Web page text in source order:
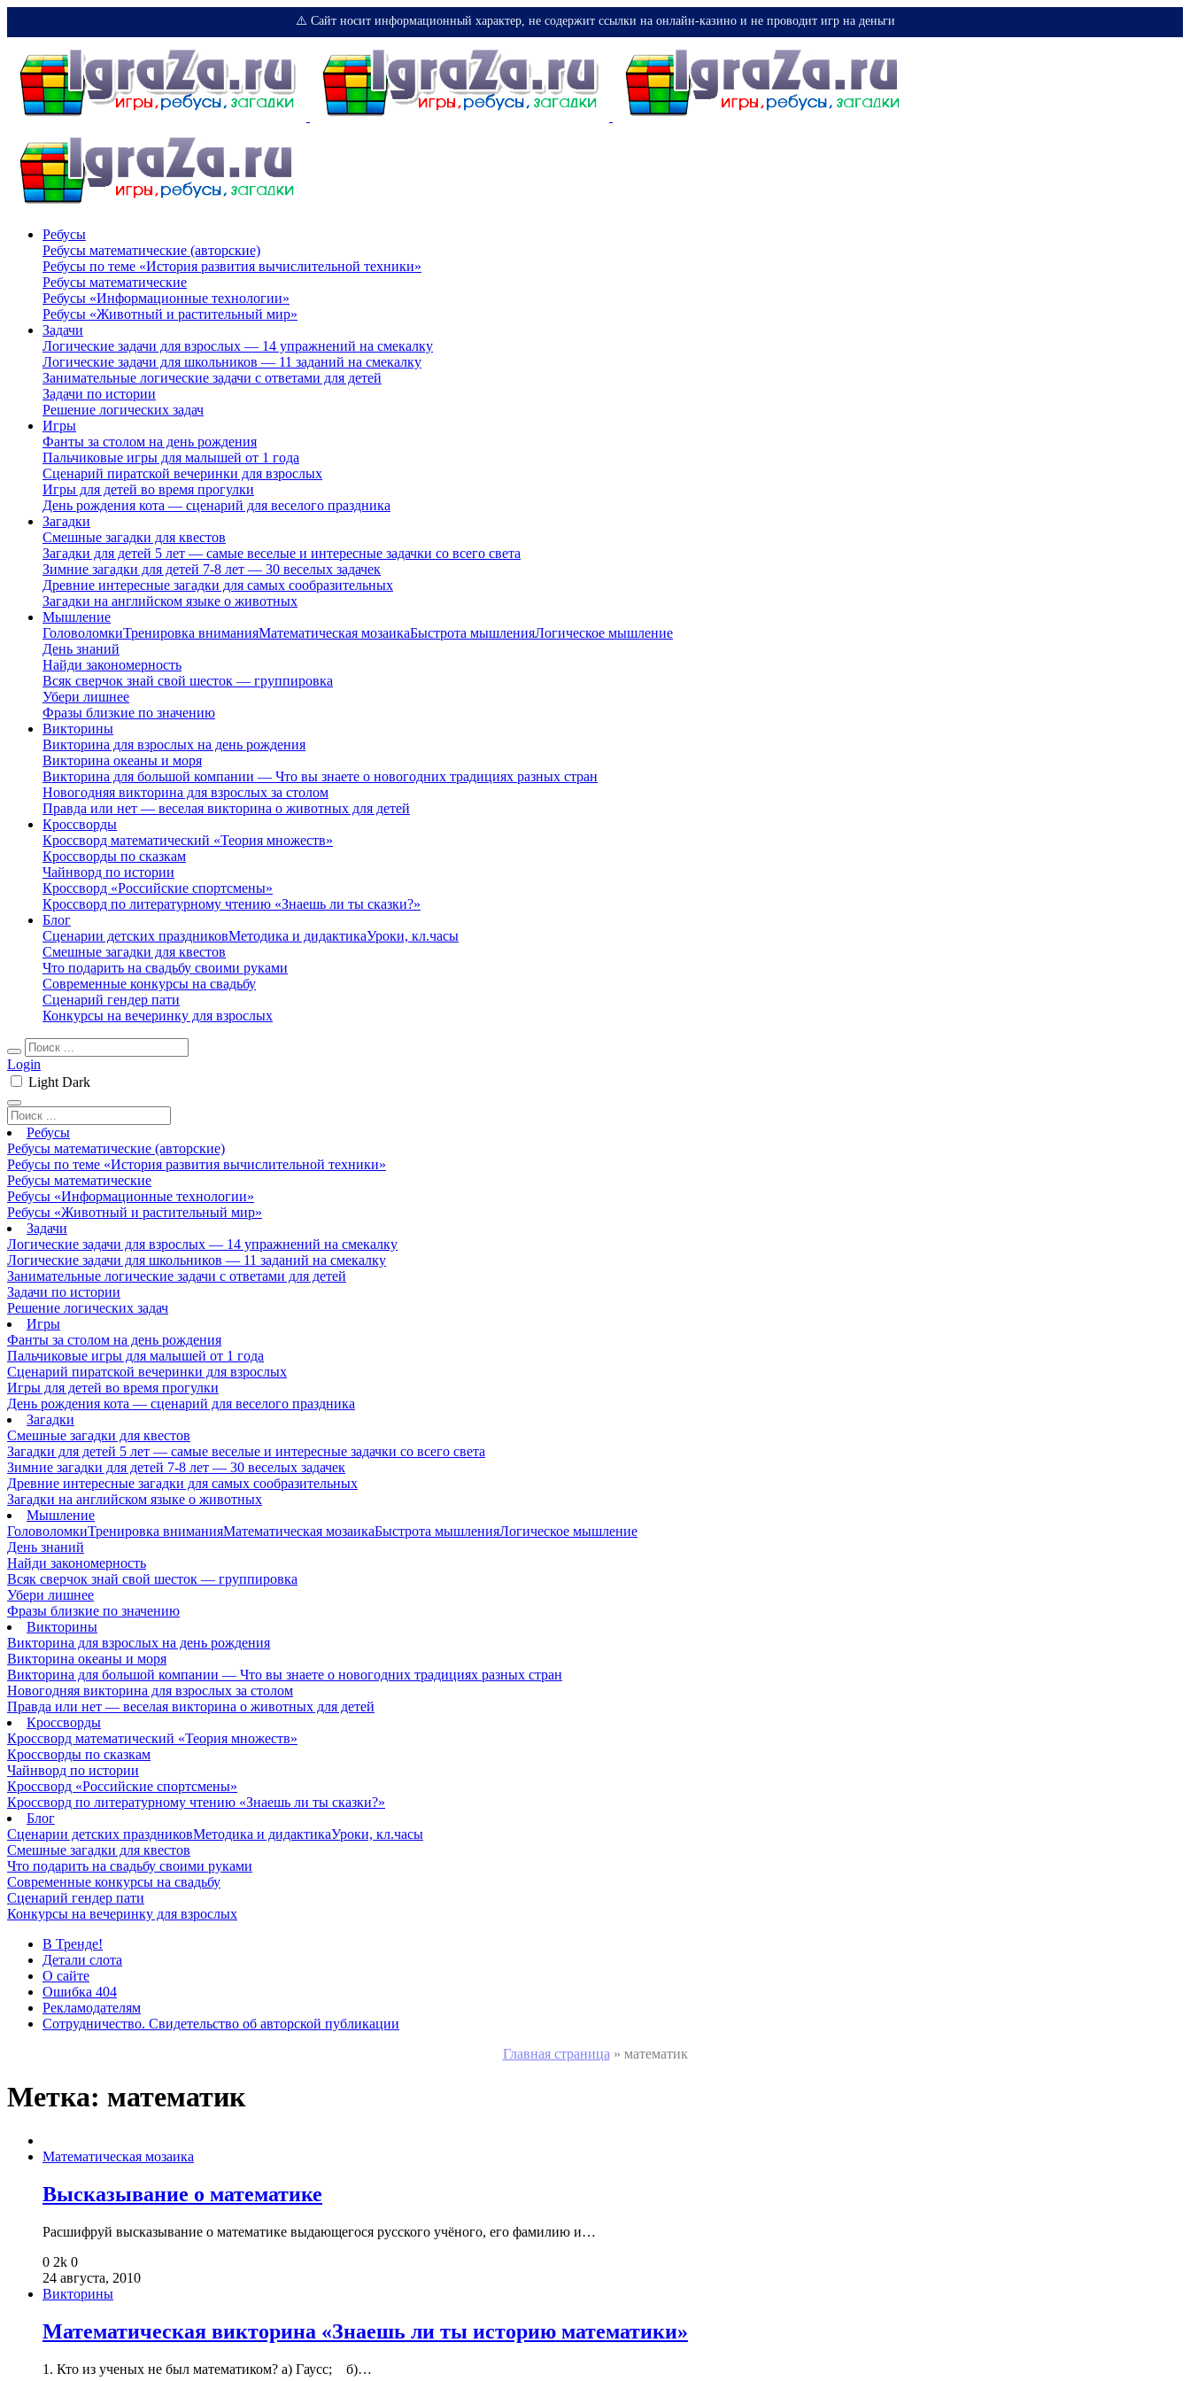
⚠️ Сайт носит информационный характер, не содержит ссылки на онлайн-казино и не проводит игр на деньги
Ребусы
Ребусы математические (авторские)
Ребусы по теме «История развития вычислительной техники»
Ребусы математические
Ребусы «Информационные технологии»
Ребусы «Животный и растительный мир»
Задачи
Логические задачи для взрослых — 14 упражнений на смекалку
Логические задачи для школьников — 11 заданий на смекалку
Занимательные логические задачи с ответами для детей
Задачи по истории
Решение логических задач
Игры
Фанты за столом на день рождения
Пальчиковые игры для малышей от 1 года
Сценарий пиратской вечеринки для взрослых
Игры для детей во время прогулки
День рождения кота — сценарий для веселого праздника
Загадки
Смешные загадки для квестов
Загадки для детей 5 лет — самые веселые и интересные задачки со всего света
Зимние загадки для детей 7-8 лет — 30 веселых задачек
Древние интересные загадки для самых сообразительных
Загадки на английском языке о животных
Мышление
ГоловоломкиТренировка вниманияМатематическая мозаикаБыстрота мышленияЛогическое мышление
День знаний
Найди закономерность
Всяк сверчок знай свой шесток — группировка
Убери лишнее
Фразы близкие по значению
Викторины
Викторина для взрослых на день рождения
Викторина океаны и моря
Викторина для большой компании — Что вы знаете о новогодних традициях разных стран
Новогодняя викторина для взрослых за столом
Правда или нет — веселая викторина о животных для детей
Кроссворды
Кроссворд математический «Теория множеств»
Кроссворды по сказкам
Чайнворд по истории
Кроссворд «Российские спортсмены»
Кроссворд по литературному чтению «Знаешь ли ты сказки?»
Блог
Сценарии детских праздниковМетодика и дидактикаУроки, кл.часы
Смешные загадки для квестов
Что подарить на свадьбу своими руками
Современные конкурсы на свадьбу
Сценарий гендер пати
Конкурсы на вечеринку для взрослых
Login
Light Dark
Ребусы
Ребусы математические (авторские)
Ребусы по теме «История развития вычислительной техники»
Ребусы математические
Ребусы «Информационные технологии»
Ребусы «Животный и растительный мир»
Задачи
Логические задачи для взрослых — 14 упражнений на смекалку
Логические задачи для школьников — 11 заданий на смекалку
Занимательные логические задачи с ответами для детей
Задачи по истории
Решение логических задач
Игры
Фанты за столом на день рождения
Пальчиковые игры для малышей от 1 года
Сценарий пиратской вечеринки для взрослых
Игры для детей во время прогулки
День рождения кота — сценарий для веселого праздника
Загадки
Смешные загадки для квестов
Загадки для детей 5 лет — самые веселые и интересные задачки со всего света
Зимние загадки для детей 7-8 лет — 30 веселых задачек
Древние интересные загадки для самых сообразительных
Загадки на английском языке о животных
Мышление
ГоловоломкиТренировка вниманияМатематическая мозаикаБыстрота мышленияЛогическое мышление
День знаний
Найди закономерность
Всяк сверчок знай свой шесток — группировка
Убери лишнее
Фразы близкие по значению
Викторины
Викторина для взрослых на день рождения
Викторина океаны и моря
Викторина для большой компании — Что вы знаете о новогодних традициях разных стран
Новогодняя викторина для взрослых за столом
Правда или нет — веселая викторина о животных для детей
Кроссворды
Кроссворд математический «Теория множеств»
Кроссворды по сказкам
Чайнворд по истории
Кроссворд «Российские спортсмены»
Кроссворд по литературному чтению «Знаешь ли ты сказки?»
Блог
Сценарии детских праздниковМетодика и дидактикаУроки, кл.часы
Смешные загадки для квестов
Что подарить на свадьбу своими руками
Современные конкурсы на свадьбу
Сценарий гендер пати
Конкурсы на вечеринку для взрослых
В Тренде!
Детали слота
О сайте
Ошибка 404
Рекламодателям
Сотрудничество. Свидетельство об авторской публикации
Главная страница » математик
Метка: математик
Математическая мозаика
Высказывание о математике
Расшифруй высказывание о математике выдающегося русского учёного, его фамилию и…
0 2k 0
24 августа, 2010
Викторины
Математическая викторина «Знаешь ли ты историю математики»
1. Кто из ученых не был математиком? а) Гаусс; б)…